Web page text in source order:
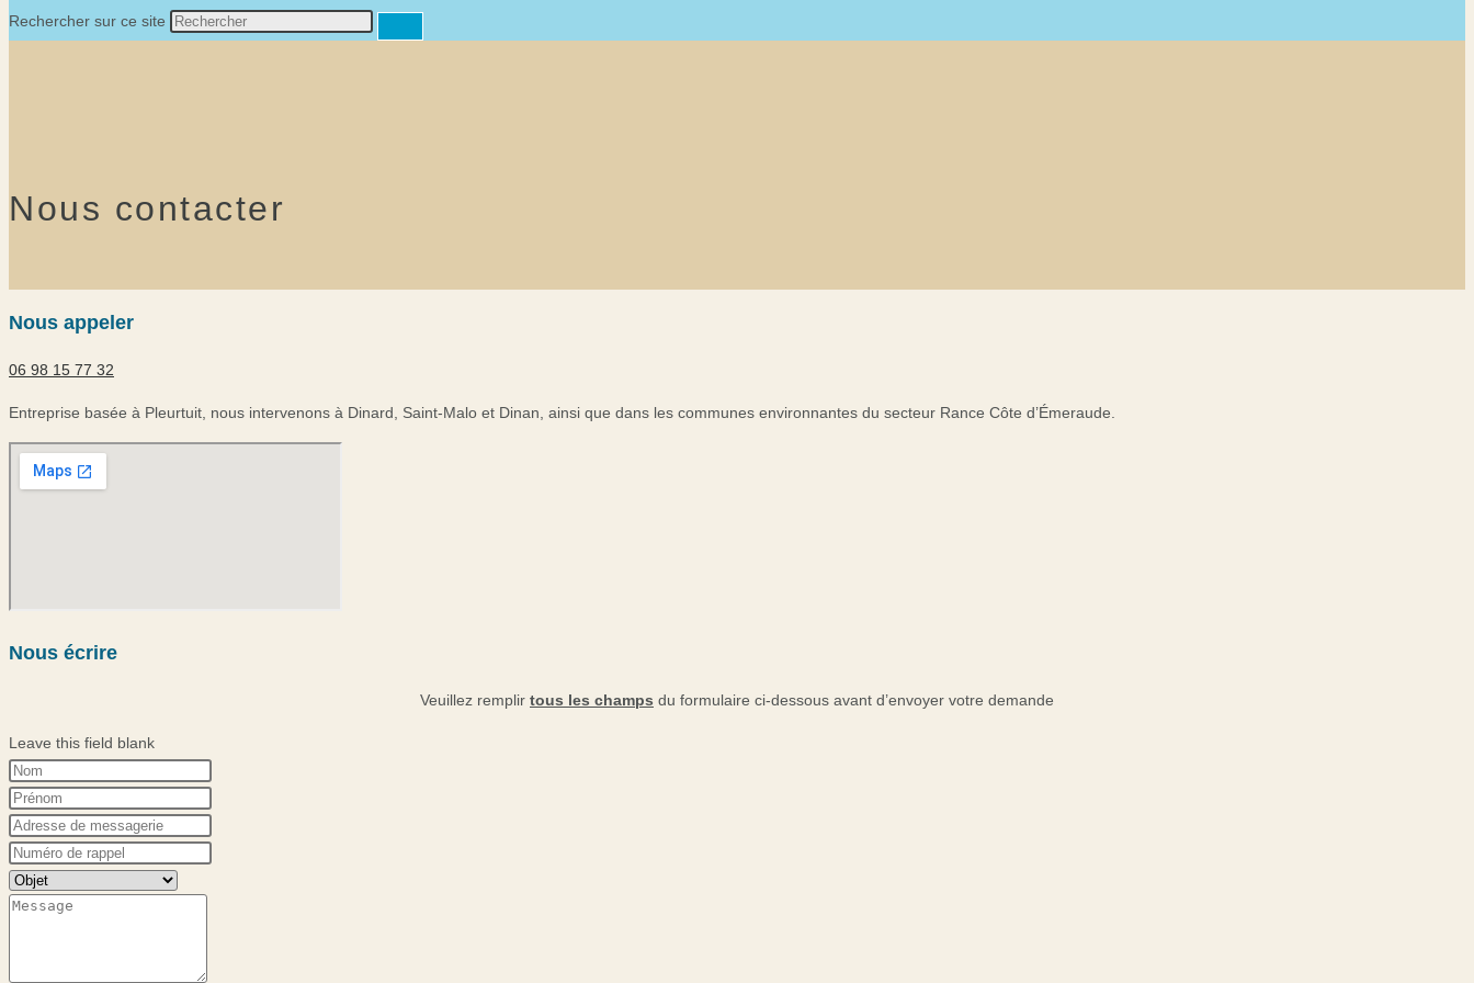
Rechercher sur ce site
Nous contacter
Nous appeler
06 98 15 77 32
Entreprise basée à Pleurtuit, nous intervenons à Dinard, Saint-Malo et Dinan, ainsi que dans les communes environnantes du secteur Rance Côte d’Émeraude.
Nous écrire
Veuillez remplir tous les champs du formulaire ci-dessous avant d’envoyer votre demande
Leave this field blank